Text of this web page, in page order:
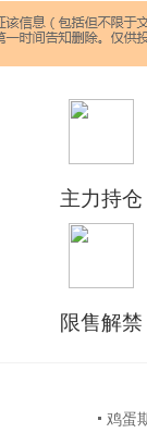
主力持仓
限售解禁
鸡蛋